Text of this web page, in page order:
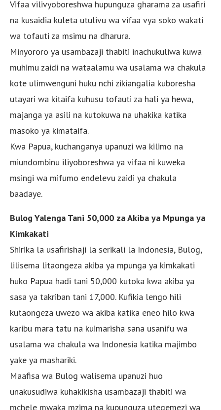
Vifaa vilivyoboreshwa hupunguza gharama za usafiri
na kusaidia kuleta utulivu wa vifaa vya soko wakati
wa tofauti za msimu na dharura.
Minyororo ya usambazaji thabiti inachukuliwa kuwa
muhimu zaidi na wataalamu wa usalama wa chakula
kote ulimwenguni huku nchi zikiangalia kuboresha
utayari wa kitaifa kuhusu tofauti za hali ya hewa,
majanga ya asili na kutokuwa na uhakika katika
masoko ya kimataifa.
Kwa Papua, kuchanganya upanuzi wa kilimo na
miundombinu iliyoboreshwa ya vifaa ni kuweka
msingi wa mifumo endelevu zaidi ya chakula
baadaye.
Bulog Yalenga Tani 50,000 za Akiba ya Mpunga ya
Kimkakati
Shirika la usafirishaji la serikali la Indonesia, Bulog,
lilisema litaongeza akiba ya mpunga ya kimkakati
huko Papua hadi tani 50,000 kutoka kwa akiba ya
sasa ya takriban tani 17,000. Kufikia lengo hili
kutaongeza uwezo wa akiba katika eneo hilo kwa
karibu mara tatu na kuimarisha sana usanifu wa
usalama wa chakula wa Indonesia katika majimbo
yake ya mashariki.
Maafisa wa Bulog walisema upanuzi huo
unakusudiwa kuhakikisha usambazaji thabiti wa
mchele mwaka mzima na kupunguza utegemezi wa